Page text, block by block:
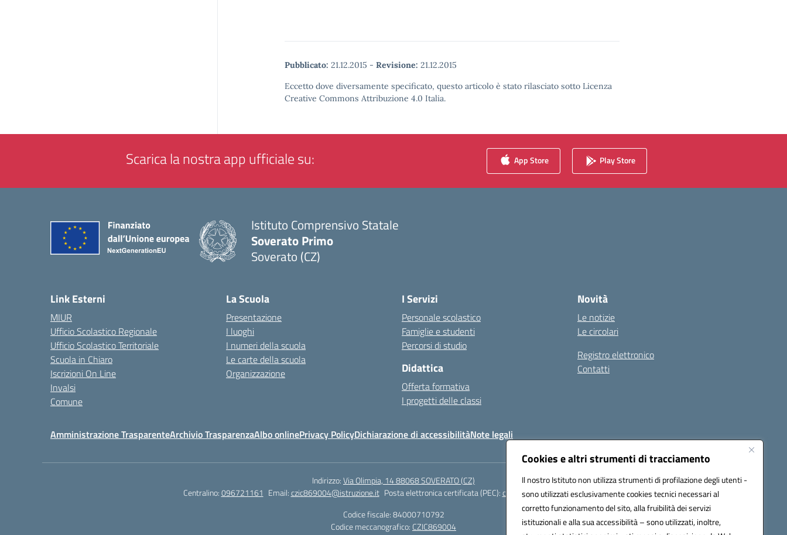
Cookies e altri strumenti di tracciamento
Il nostro Istituto non utilizza strumenti di profilazione degli utenti -
sono utilizzati esclusivamente cookies tecnici necessari al
corretto funzionamento del sito, alla fruibilità dei servizi
istituzionali e alla sua accessibilità – sono utilizzati, inoltre,
Pubblicato: 21.12.2015 - Revisione: 21.12.2015
Eccetto dove diversamente specificato, questo articolo è stato rilasciato sotto Licenza
Creative Commons Attribuzione 4.0 Italia.
Scarica la nostra app ufficiale su: App Store Play Store
Istituto Comprensivo Statale
Soverato Primo
Soverato (CZ)
Link Esterni
MIUR
Ufficio Scolastico Regionale
Ufficio Scolastico Territoriale
Scuola in Chiaro
Iscrizioni On Line
Invalsi
Comune
La Scuola
Presentazione
I luoghi
I numeri della scuola
Le carte della scuola
Organizzazione
I Servizi
Personale scolastico
Famiglie e studenti
Percorsi di studio
Didattica
Offerta formativa
I progetti delle classi
Novità
Le notizie
Le circolari
Registro elettronico
Contatti
Amministrazione TrasparenteArchivio TrasparenzaAlbo onlinePrivacy PolicyDichiarazione di accessibilitàNote legali
Indirizzo:Via Olimpia, 14 88068 SOVERATO (CZ)
Centralino:096721161 Email:czic869004@istruzione.it Posta elettronica certificata (PEC):czic869004@pec.istruzione.it
Codice fiscale: 84000710792
Codice meccanografico: CZIC869004